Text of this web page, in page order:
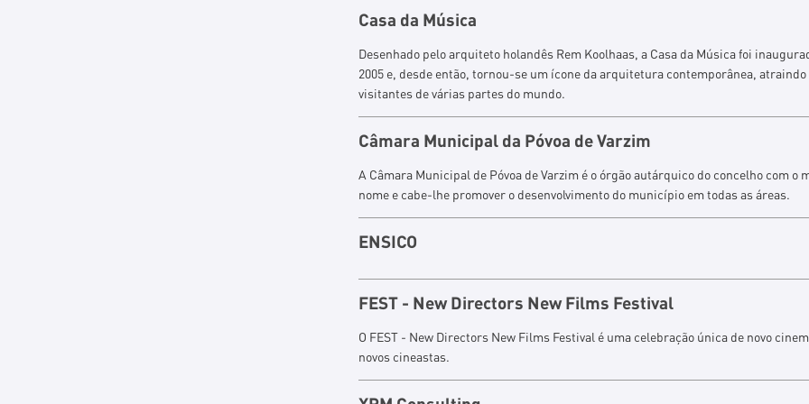
Casa da Música
Desenhado pelo arquiteto holandês Rem Koolhaas, a Casa da Música foi
2005 e, desde então, tornou-se um ícone da arquitetura contemporânea, atraindo
visitantes de várias partes do mundo.
Câmara Municipal da Póvoa de Varzim
A Câmara Municipal de Póvoa de Varzim é o órgão autárquico do concelho com o
nome e cabe-lhe promover o desenvolvimento do município em todas as áreas.
ENSICO
FEST - New Directors New Films Festival
O FEST - New Directors New Films Festival é uma celebração única de novo
novos cineastas.